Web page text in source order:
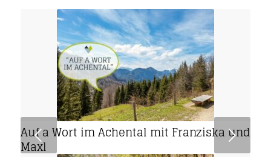
Auf a Wort im Achental mit Franziska und
Maxl
Weiter